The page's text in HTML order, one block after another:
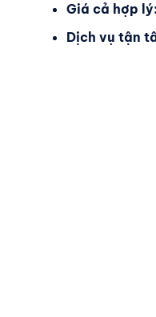
Giá cả hợp lý:
Dịch vụ tận